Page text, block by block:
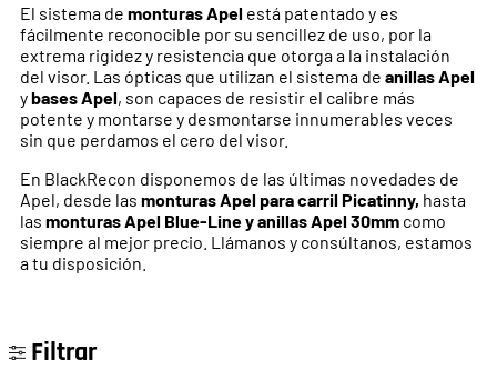
El sistema de monturas Apel está patentado y es
fácilmente reconocible por su sencillez de uso, por la
extrema rigidez y resistencia que otorga a la instalación
del visor. Las ópticas que utilizan el sistema de anillas Apel
ybases Apel, son capaces de resistir el calibre más
potente y montarse y desmontarse innumerables veces
sin que perdamos el cero del visor.
En BlackRecon disponemos de las últimas novedades de
Apel, desde las monturas Apel para carril Picatinny, hasta
las monturas Apel Blue-Line y anillas Apel 30mm como
siempre al mejor precio. Llámanos y consúltanos, estamos
a tu disposición.
Filtrar